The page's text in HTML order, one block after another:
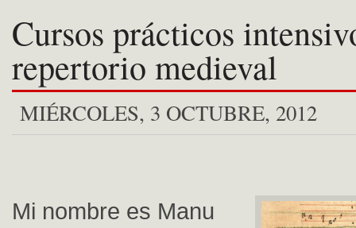
Cursos prácticos
repertorio medieval
MIÉRCOLES, 3 OCTUBRE, 2012
Mi nombre es Manu